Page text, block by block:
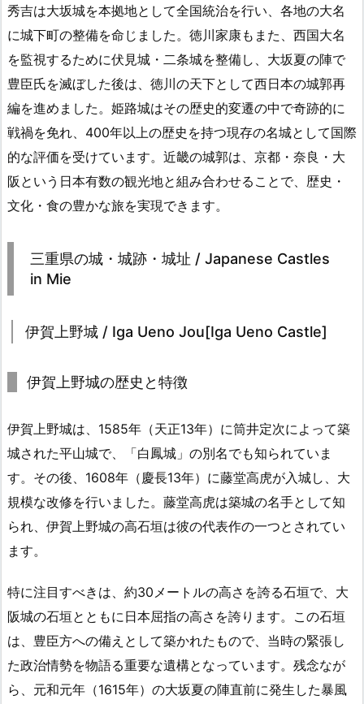
秀吉は大坂城を本拠地として全国統治を行い、各地の大名
に城下町の整備を命じました。徳川家康もまた、西国大名
を監視するために伏見城・二条城を整備し、大坂夏の陣で
豊臣氏を滅ぼした後は、徳川の天下として西日本の城郭再
編を進めました。姫路城はその歴史的変遷の中で奇跡的に
戦禍を免れ、400年以上の歴史を持つ現存の名城として国際
的な評価を受けています。近畿の城郭は、京都・奈良・大
阪という日本有数の観光地と組み合わせることで、歴史・
文化・食の豊かな旅を実現できます。
三重県の城・城跡・城址 / Japanese Castles
in Mie
伊賀上野城 / Iga Ueno Jou[Iga Ueno Castle]
伊賀上野城の歴史と特徴
伊賀上野城は、1585年（天正13年）に筒井定次によって築
城された平山城で、「白鳳城」の別名でも知られていま
す。その後、1608年（慶長13年）に藤堂高虎が入城し、大
規模な改修を行いました。藤堂高虎は築城の名手として知
られ、伊賀上野城の高石垣は彼の代表作の一つとされてい
ます。
特に注目すべきは、約30メートルの高さを誇る石垣で、大
阪城の石垣とともに日本屈指の高さを誇ります。この石垣
は、豊臣方への備えとして築かれたもので、当時の緊張し
た政治情勢を物語る重要な遺構となっています。残念なが
ら、元和元年（1615年）の大坂夏の陣直前に発生した暴風